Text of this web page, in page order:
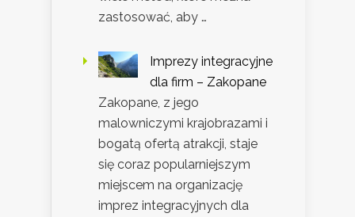
zastosować, aby …
Imprezy integracyjne
dla firm – Zakopane
Zakopane, z jego
malowniczymi krajobrazami i
bogatą ofertą atrakcji, staje
się coraz popularniejszym
miejscem na organizację
imprez integracyjnych dla